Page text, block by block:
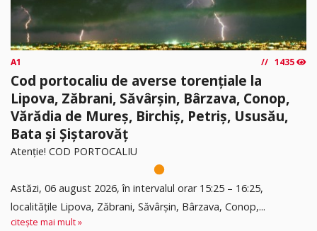
A1 1435
Cod portocaliu de averse torențiale la
Lipova, Zăbrani, Săvârșin, Bârzava, Conop,
Vărădia de Mureș, Birchiș, Petriș, Ususău,
Bata și Șiștarovăț
Atenție! COD PORTOCALIU
Astăzi, 06 august 2026, în intervalul orar 15:25 – 16:25,
localitățile Lipova, Zăbrani, Săvârșin, Bârzava, Conop,...
citește mai mult »